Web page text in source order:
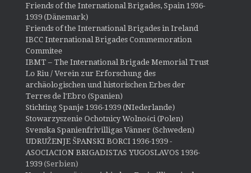
Friends of the International Brigades, Spain 1936-
1939 (Dänemark)
Friends of the International Brigades in Ireland
IBCC International Brigades Commemoration
Commitee
IBMT – The International Brigade Memorial Trust
Lo Riu / Verein zur Erforschung des
archäologischen und historischen Erbes der
Terres de l'Ebro (Spanien)
Stichting Spanje 1936-1939 (NIederlande)
Stowarzyszenie Ochotnicy Wolności (Polen)
Svenska Spanienfrivilligas Vänner (Schweden)
UDRUŽENJE ŠPANSKI BORCI 1936-1939 -
ASOCIACION BRIGADISTAS YUGOSLAVOS 1936-
1939(Serbien)